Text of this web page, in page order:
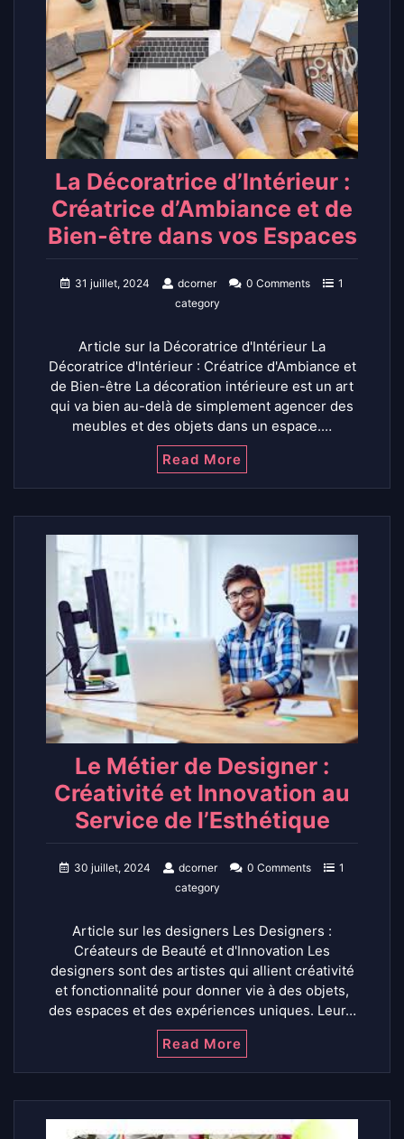
La Décoratrice d’Intérieur :
Créatrice d’Ambiance et de
Bien-être dans vos Espaces
31 juillet, 2024 dcorner 0 Comments
1
category
Article sur la Décoratrice d'Intérieur La
Décoratrice d'Intérieur : Créatrice d'Ambiance et
de Bien-être La décoration intérieure est un art
qui va bien au-delà de simplement agencer des
meubles et des objets dans un espace.…
Read More
Le Métier de Designer :
Créativité et Innovation au
Service de l’Esthétique
30 juillet, 2024 dcorner 0 Comments
1
category
Article sur les designers Les Designers :
Créateurs de Beauté et d'Innovation Les
designers sont des artistes qui allient créativité
et fonctionnalité pour donner vie à des objets,
des espaces et des expériences uniques. Leur…
Read More